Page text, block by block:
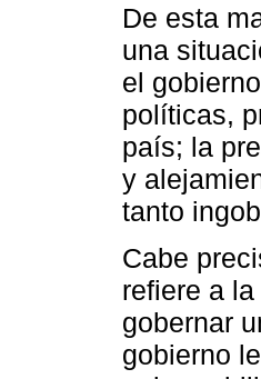
De esta
una
el
políticas,
país; la
y
tanto
Cabe
refiere a
gobernar
gobierno